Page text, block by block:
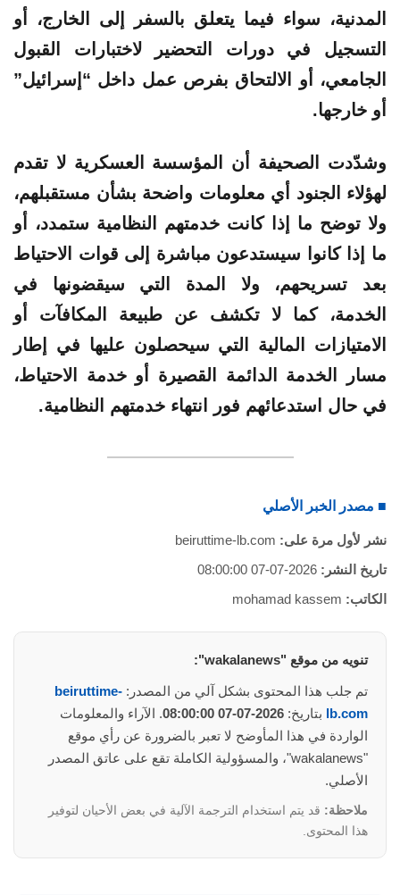
المدنية، سواء فيما يتعلق بالسفر إلى الخارج، أو
التسجيل في دورات التحضير لاختبارات القبول
الجامعي، أو الالتحاق بفرص عمل داخل “إسرائيل”
أو خارجها.
وشدّدت الصحيفة أن المؤسسة العسكرية لا تقدم
لهؤلاء الجنود أي معلومات واضحة بشأن مستقبلهم،
ولا توضح ما إذا كانت خدمتهم النظامية ستمدد، أو
ما إذا كانوا سيستدعون مباشرة إلى قوات الاحتياط
بعد تسريحهم، ولا المدة التي سيقضونها في
الخدمة، كما لا تكشف عن طبيعة المكافآت أو
الامتيازات المالية التي سيحصلون عليها في إطار
مسار الخدمة الدائمة القصيرة أو خدمة الاحتياط،
في حال استدعائهم فور انتهاء خدمتهم النظامية.
■ مصدر الخبر الأصلي
نشر لأول مرة على: beiruttime-lb.com
تاريخ النشر: 2026-07-07 08:00:00
الكاتب: mohamad kassem
تنويه من موقع "wakalanews":
تم جلب هذا المحتوى بشكل آلي من المصدر: beiruttime-
lb.com بتاريخ: 2026-07-07 08:00:00
. الآراء والمعلومات
الواردة في هذا المأوضح لا تعبر بالضرورة عن رأي موقع
"wakalanews"، والمسؤولية الكاملة تقع على عاتق المصدر
الأصلي.
ملاحظة: قد يتم استخدام الترجمة الآلية في بعض الأحيان لتوفير
هذا المحتوى.